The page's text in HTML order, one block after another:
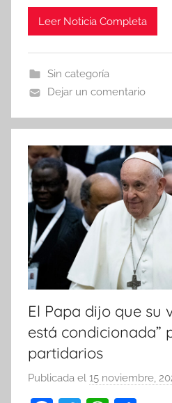
c
b
o
o
k
itt at
A
p
p
m
tir
Leer Noticia Completa
Sin categoría
Dejar un comentario
El Papa dijo que su
está condicionada”
partidarios
Publicada el 15 noviembre,